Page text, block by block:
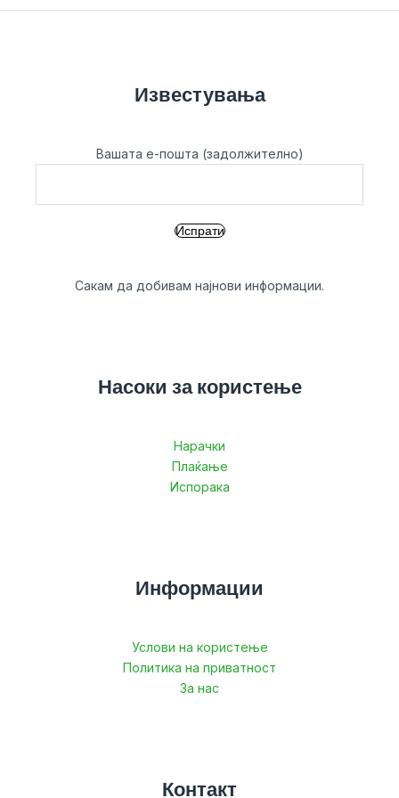
Известувања
Вашата е-пошта (задолжително)
Сакам да добивам најнови информации.
Насоки за користење
Нарачки
Плаќање
Испорака
Информации
Услови на користење
Политика на приватност
За нас
Контакт